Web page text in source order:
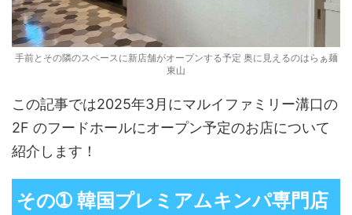
手前とその隣のスペースに新店舗がオープンする予定 奥に見えるのはらぁ麺
東山
この記事では2025年3月にマルイファミリー溝口の
2F のフードホールにオープン予定のお店について
紹介します！
その➀ 韓国プレミアムキンパ専門店